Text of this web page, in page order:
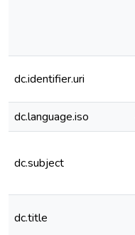
dc.identifier.uri
dc.language.iso
dc.subject
dc.title